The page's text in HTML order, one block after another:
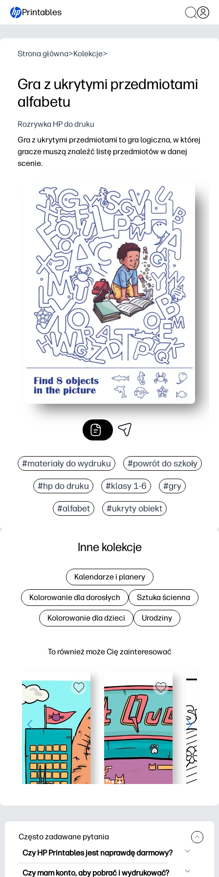
Printables
Strona główna>Kolekcje>
Gra z ukrytymi przedmiotami
alfabetu
Rozrywka HP do druku
Gra z ukrytymi przedmiotami to gra logiczna, w której
gracze muszą znaleźć listę przedmiotów w danej
scenie.
#materiały do wydruku #powrót do szkoły
#hp do druku #klasy 1-6 #gry
#alfabet #ukryty obiekt
To również może Cię zainteresować
Inne kolekcje
Kalendarze i planery
Kolorowanie dla dorosłych Sztuka ścienna
Kolorowanie dla dzieci Urodziny
Często zadawane pytania
Czy HP Printables jest naprawdę darmowy?
HP Printables oferuje ponad 2500
Czy mam konto, aby pobrać i wydrukować?